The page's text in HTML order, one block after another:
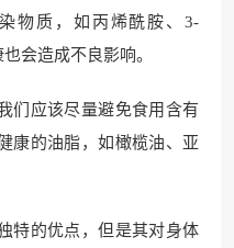
物质，如丙烯酰胺、3-
会造成不良影响。
们应该尽量避免食用含有
康的油脂，如橄榄油、亚
特的优点，但是其对身体